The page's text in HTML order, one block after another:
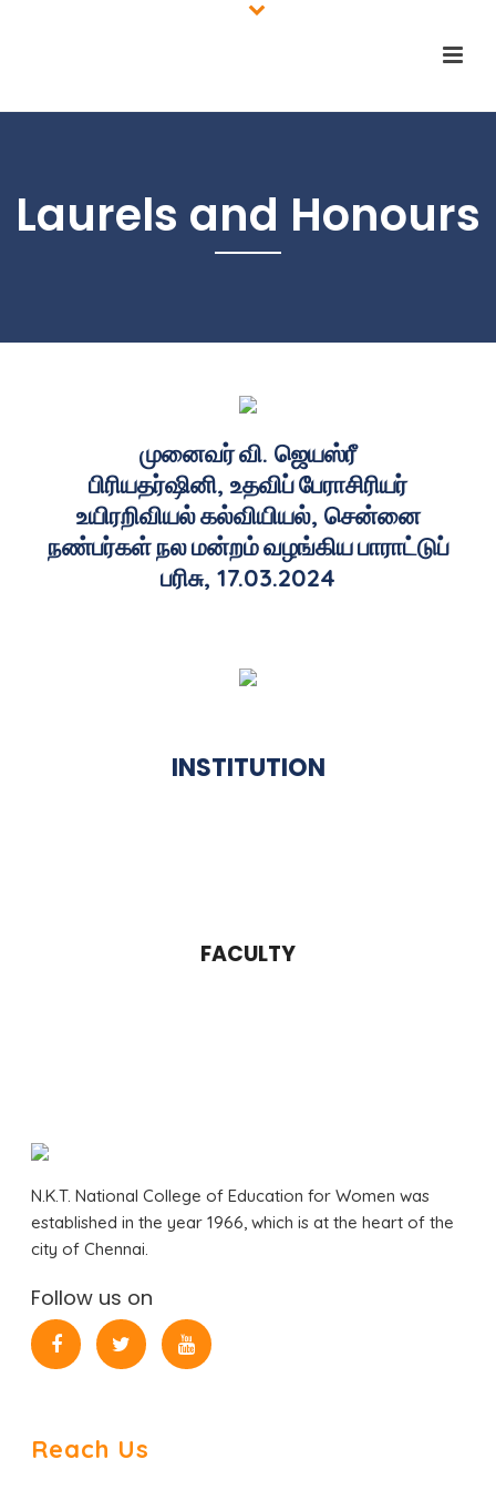
Laurels and Honours
முனைவர்வி. ஜெயஸ்ரீ
பிரியதர்ஷினி, உதவிப்பேராசிரியர்
உயிரறிவியல்கல்வியியல், சென்னை
நண்பர்கள்நலமன்றம்வழங்கியபாராட்டுப்
பரிசு, 17.03.2024
INSTITUTION
FACULTY
N.K.T. National College of Education for Women was
established in the year 1966, which is at the heart of the
city of Chennai.
Follow us on
Reach Us